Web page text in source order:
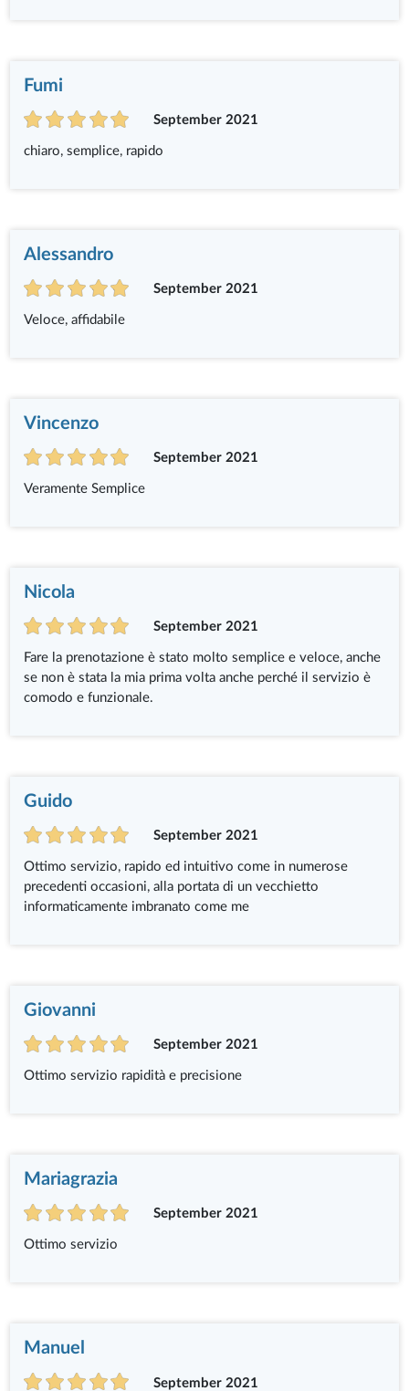
Fumi
September 2021
chiaro, semplice, rapido
Alessandro
September 2021
Veloce, affidabile
Vincenzo
September 2021
Veramente Semplice
Nicola
September 2021
Fare la prenotazione è stato molto semplice e veloce, anche
se non è stata la mia prima volta anche perché il servizio è
comodo e funzionale.
Guido
September 2021
Ottimo servizio, rapido ed intuitivo come in numerose
precedenti occasioni, alla portata di un vecchietto
informaticamente imbranato come me
Giovanni
September 2021
Ottimo servizio rapidità e precisione
Mariagrazia
September 2021
Ottimo servizio
Manuel
September 2021